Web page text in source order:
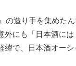
の造り手を集めた
外にも「日本酒には
緯で、日本酒オーシ